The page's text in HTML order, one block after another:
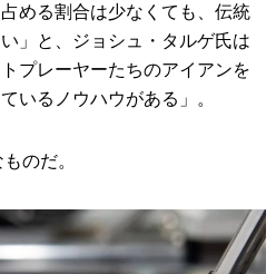
める割合は少なくても、伝統
」と、ジョシュ・タルゲ氏は
プレーヤーたちのアイアンを
いるノウハウがある」。
のだ。